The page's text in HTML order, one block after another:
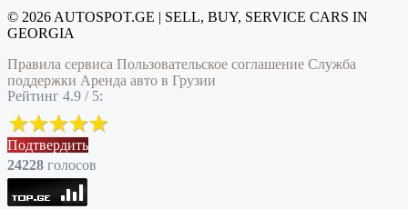
© 2026 AUTOSPOT.GE | SELL, BUY, SERVICE CARS IN
GEORGIA
Правила сервиса Пользовательское соглашение Служба
поддержки Аренда авто в Грузии
Рейтинг 4.9 / 5:
Подтвердить
24228 голоcов